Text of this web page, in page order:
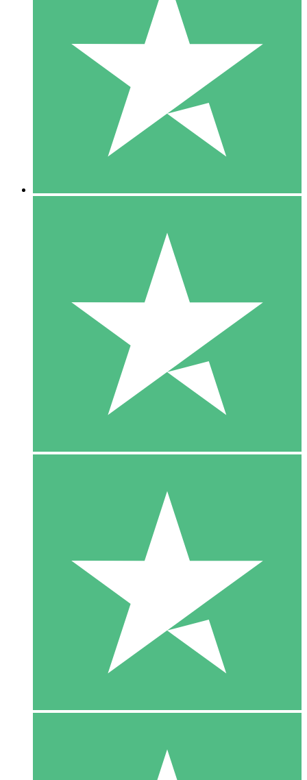
Individuele Creditpakketten
Betaal per gebruik met downloadtegoeden. Geen maandelijkse
1000
10 Downloaden
20 00